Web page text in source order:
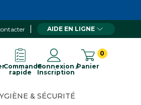
AIDE EN LIGNE
Commande
rapide
Connexion /
Inscription
Panier
0
& SÉCURITÉ